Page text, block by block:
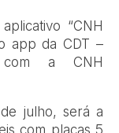
“CNH
app da CDT –
com a CNH
julho, será a
com placas 5